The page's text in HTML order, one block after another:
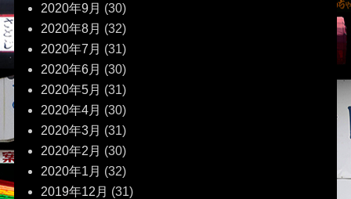
2020年9月 (30)
2020年8月 (32)
2020年7月 (31)
2020年6月 (30)
2020年5月 (31)
2020年4月 (30)
2020年3月 (31)
2020年2月 (30)
2020年1月 (32)
2019年12月 (31)